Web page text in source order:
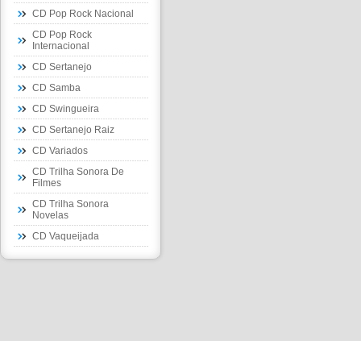
CD Pop Rock Nacional
CD Pop Rock
Internacional
CD Sertanejo
CD Samba
CD Swingueira
CD Sertanejo Raiz
CD Variados
CD Trilha Sonora De
Filmes
CD Trilha Sonora
Novelas
CD Vaqueijada